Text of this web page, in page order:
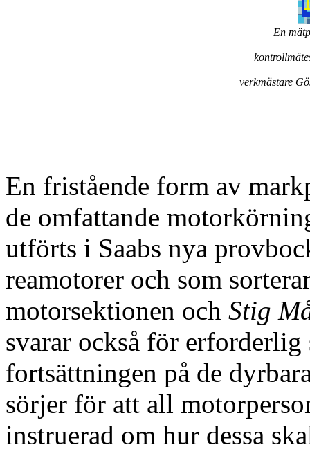
En
verkmästare
En fristående form av
de omfattande
utförts i Saabs nya
reamotorer och som
motorsektionen och Stig
svarar också för erforderlig
fortsättningen på de
sörjer för att all
instruerad om hur dessa